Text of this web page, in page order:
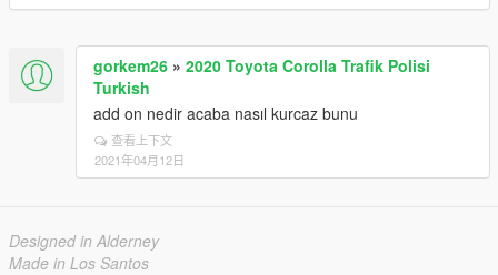
gorkem26 » 2020 Toyota Corolla Trafik Polisi
Turkish
add on nedir acaba nasıl kurcaz bunu
查看上下文
2021年04月12日
Designed in Alderney
Made in Los Santos